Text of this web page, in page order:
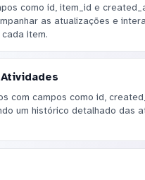
como id, item_id e
as atualizações e
item.
com campos como id,
um histórico detalhado das